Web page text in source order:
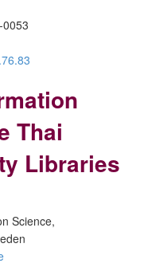
0053
Thai
Libraries
Science,